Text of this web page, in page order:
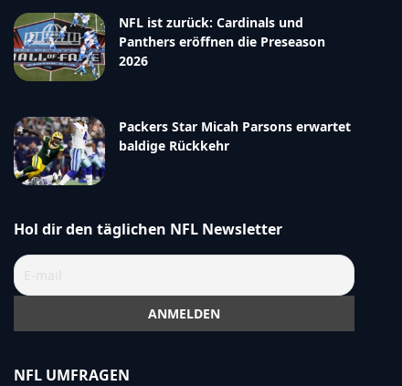
NFL ist zurück: Cardinals und
Panthers eröffnen die Preseason
2026
Packers Star Micah Parsons erwartet
baldige Rückkehr
Hol dir den täglichen NFL Newsletter
NFL UMFRAGEN